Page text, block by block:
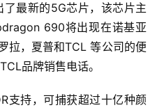
最新的5G芯片，该芯片主
690将出现在诺基亚
拉，夏普和TCL 等公司的便
品牌销售电话。
支持，可捕获超过十亿种颜